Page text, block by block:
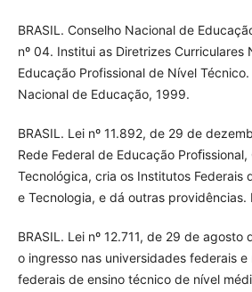
BRASIL. Conselho Nacional de
nº 04. Institui as Diretrizes Curriculares
Educação Profissional de Nível
Nacional de Educação, 1999.
BRASIL. Lei nº 11.892, de 29 de
Rede Federal de Educação
Tecnológica, cria os Institutos Federais
e Tecnologia, e dá outras providências.
BRASIL. Lei nº 12.711, de 29 de agosto
o ingresso nas universidades federais e
federais de ensino técnico de nível